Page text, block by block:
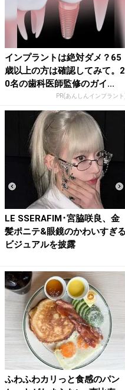
インプラントは絶対ダメ？65
歳以上の方は確認してみて。2
0名の歯科医師監修のガイ...
PR(あんしんインプラン
LE SSERAFIM･宮脇咲良、金
髪ポニテ&眼鏡のかわいすぎる
ビジュアルを披露
ふわふわカリっと食感のパン